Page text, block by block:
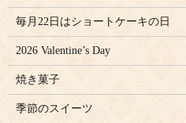
毎月22日はショートケーキの日
2026 Valentine’s Day
焼き菓子
季節のスイーツ